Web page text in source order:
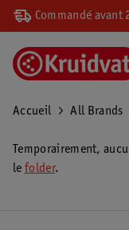
Commandé
Accueil All Brands
Temporairement,
le folder.